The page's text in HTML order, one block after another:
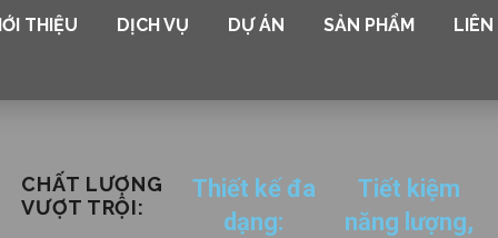
THIỆU DỊCH VỤ DỰ ÁN SẢN PHẨM LIÊN
CHẤT LƯỢNG
VƯỢT TRỘI:
Thiết kế đa
dạng:
Tiết kiệm
năng lượng,